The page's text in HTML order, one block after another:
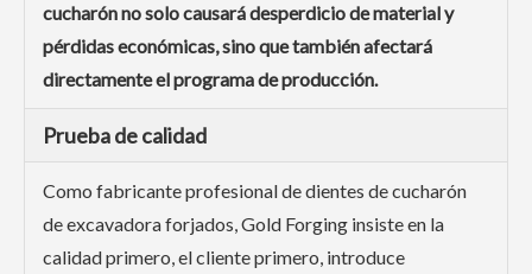
cucharón no solo causará desperdicio de material y
pérdidas económicas, sino que también afectará
directamente el programa de producción.
Prueba de calidad
Como fabricante profesional de dientes de cucharón
de excavadora forjados, Gold Forging insiste en la
calidad primero, el cliente primero, introduce